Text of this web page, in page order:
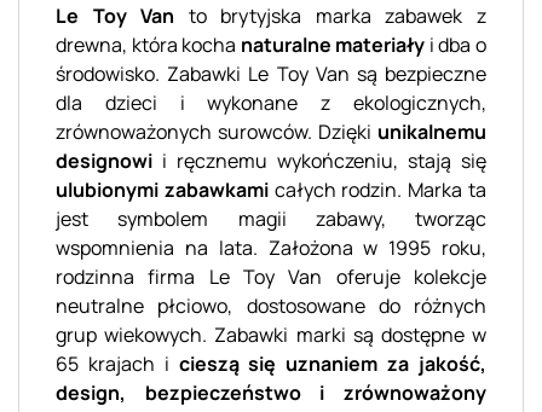
Le Toy Van to brytyjska marka zabawek z
drewna, która kocha naturalne materiały i dba o
środowisko. Zabawki Le Toy Van są bezpieczne
dla dzieci i wykonane z ekologicznych,
zrównoważonych surowców. Dzięki unikalnemu
designowi i ręcznemu wykończeniu, stają się
ulubionymi zabawkamicałych rodzin. Marka ta
jest symbolem magii zabawy, tworząc
wspomnienia na lata. Założona w 1995 roku,
rodzinna firma Le Toy Van oferuje kolekcje
neutralne płciowo, dostosowane do różnych
grup wiekowych. Zabawki marki są dostępne w
65 krajach i cieszą się uznaniem za jakość,
design, bezpieczeństwo i zrównoważony